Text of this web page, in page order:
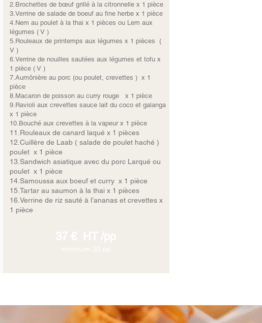
2.Brochettes de bœuf grillé à la citronnelle x 1 pièce
3.Verrine de salade de boeuf au fine herbe x 1 pièce
4.Nem au poulet à la thai x 1 pièces ou Lem aux
légumes ( V )
5.Rouleaux de printemps aux légumes x 1 pièces (
V )
6.Verrine de nouilles sautées aux légumes et tofu x
1 pièce ( V )
7.Aumônière au porc (ou poulet, crevettes ) x 1
pièce
8.Macaron de poisson au curry rouge x 1 pièce
9.Ravioli aux crevettes sauce lait du coco et galanga
x 1 pièce
10.Bouché aux crevettes à la vapeur x 1 pièce
11.Rouleaux de canard laqué x 1 pièces
12.Cuillère de Laab ( salade de poulet haché )
poulet x 1 pièce
13.Sandwich asiatique avec du porc Larqué ou
poulet x 1 pièce
14.Samoussa aux boeuf et curry x 1 pièce
15.Tartar au saumon à la thai x 1 pièces
16.Verrine de riz sauté à l’ananas et crevettes x
1 pièce